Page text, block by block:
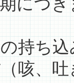
持ち
咳、